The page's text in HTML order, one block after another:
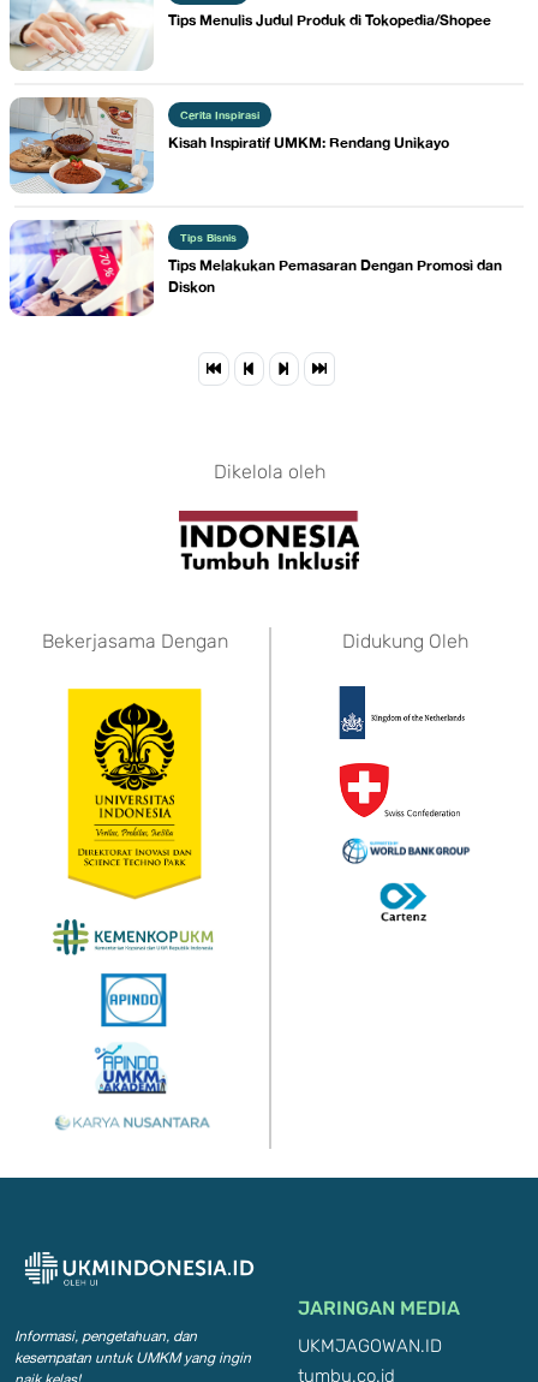
​Tips Menulis Judul Produk di Tokopedia/Shopee
Cerita Inspirasi
Kisah Inspiratif UMKM: ​Rendang Unikayo
Tips Bisnis
Tips Melakukan Pemasaran Dengan Promosi dan
Diskon
Dikelola oleh
Bekerjasama Dengan Didukung Oleh
Informasi, pengetahuan, dan
kesempatan untuk UMKM yang ingin
JARINGAN MEDIA
UKMJAGOWAN.ID